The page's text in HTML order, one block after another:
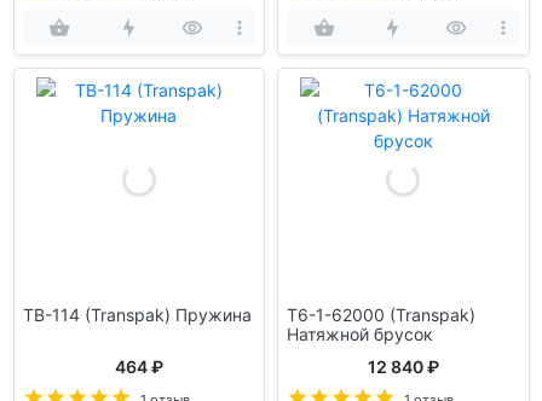
TB-114 (Transpak) Пружина
464 ₽
T6-1-62000 (Transpak)
Натяжной брусок
12 840 ₽